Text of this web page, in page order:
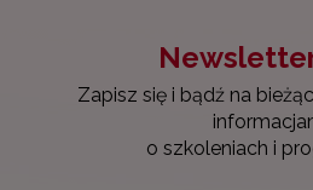
Zapisz się i bądź na
o szkoleniach i